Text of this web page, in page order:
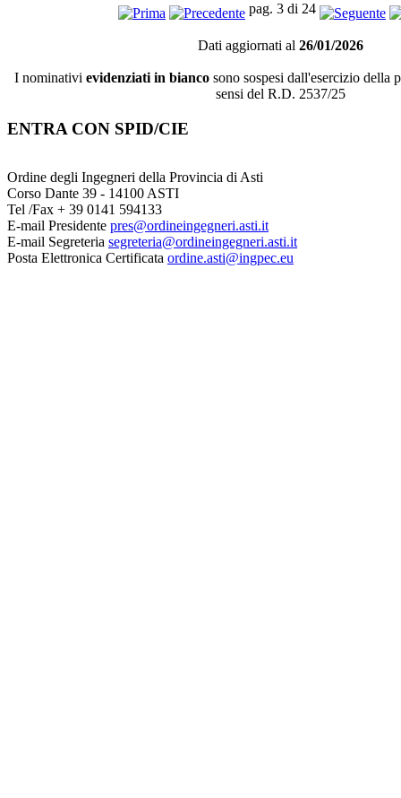
pag. 3 di 24
Dati aggiornati al 26/01/2026
I nominativi evidenziati in bianco sono sospesi dall'esercizio della
sensi del R.D. 2537/25
ENTRA CON SPID/CIE
Ordine degli Ingegneri della Provincia di Asti
Corso Dante 39 - 14100 ASTI
Tel /Fax + 39 0141 594133
E-mail Presidente pres@ordineingegneri.asti.it
E-mail Segreteria segreteria@ordineingegneri.asti.it
Posta Elettronica Certificata ordine.asti@ingpec.eu